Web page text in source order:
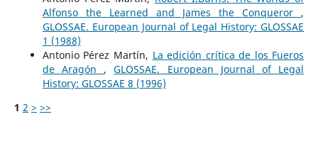
Alfonso the Learned and James the Conqueror ,
GLOSSAE. European Journal of Legal History: GLOSSAE
1 (1988)
Antonio Pérez Martín, La edición crítica de los Fueros
de Aragón ,GLOSSAE. European Journal of Legal
History: GLOSSAE 8 (1996)
1 2 > >>